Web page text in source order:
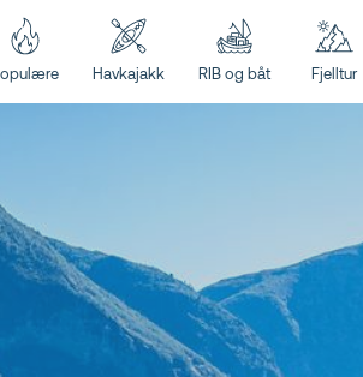
Havkajakk RIB og båt Fjelltur